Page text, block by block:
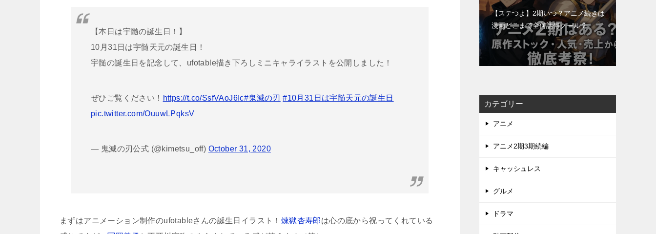
【本日は宇髄の誕生日！】
10月31日は宇髄天元の誕生日！
宇髄の誕生日を記念して、ufotable描き下ろしミニキャライラストを公開しました！
ぜひご覧ください！ https://t.co/SsfVAoJ6Ic#鬼滅の刃 #10月31日は宇髄天元の誕生日
pic.twitter.com/OuuwLPqksV
— 鬼滅の刃公式 (@kimetsu_off) October 31, 2020
まずはアニメーション制作のufotableさんの誕生日イラスト！ 煉獄杏寿郎は心の底から祝ってくれている
【ステつよ】2期いつ？アニメ続きは
漫画どこまで全何話何クール？
カテゴリー
アニメ
アニメ2期3期続編
キャッシュレス
グルメ
ドラマ